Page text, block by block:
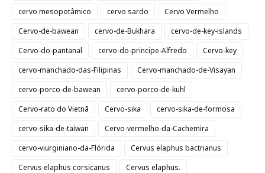
cervo mesopotâmico
cervo sardo
Cervo Vermelho
Cervo-de-bawean
cervo-de-Bukhara
cervo-de-key-islands
Cervo-do-pantanal
cervo-do-principe-Alfredo
Cervo-key
cervo-manchado-das-Filipinas
Cervo-manchado-de-Visayan
cervo-porco-de-bawean
cervo-porco-de-kuhl
Cervo-rato do Vietnã
Cervo-sika
cervo-sika-de-formosa
cervo-sika-de-taiwan
Cervo-vermelho-da-Cachemira
cervo-viurginiano-da-Flórida
Cervus elaphus bactrianus
Cervus elaphus corsicanus
Cervus elaphus.